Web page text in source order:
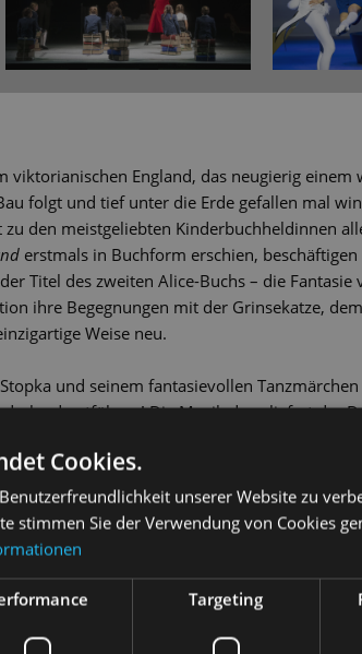
viktorianischen England, das neugierig einem
folgt und tief unter die Erde gefallen mal
den meistgeliebten Kinderbuchheldinnen
erstmals in Buchform erschien,
Titel des zweiten Alice-Buchs – die Fantasie
ihre Begegnungen mit der Grinsekatze,
Weise neu.
und seinem fantasievollen
entführen! Die Musik dazu liefert der
hypnotisch wie die geheimnisvolle
immer tiefer in ihre Geschichte hinein und
Salon aus Dresden/Langebrück eine
Cookies.
unserer Website zu
stimmen Sie der Verwendung von Cookies
Targeting